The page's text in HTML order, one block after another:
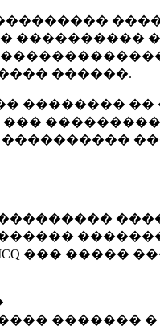
����������
������.
��������
��� �����
�������